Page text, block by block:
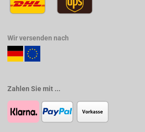
Wir versenden nach
Zahlen Sie mit ...